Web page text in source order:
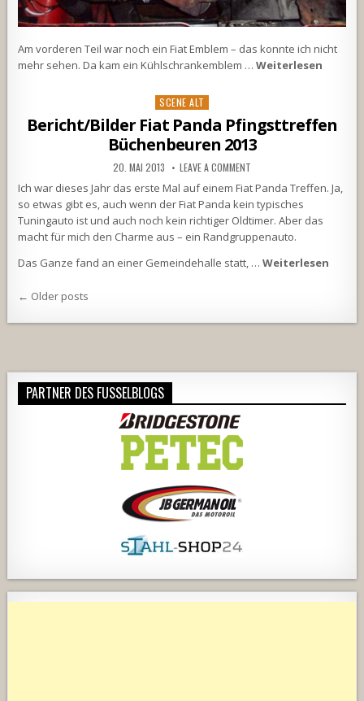
Am vorderen Teil war noch ein Fiat Emblem – das konnte ich nicht
mehr sehen. Da kam ein Kühlschrankemblem …Weiterlesen
Posted
in
SCENE ALT
Bericht/Bilder Fiat Panda Pfingsttreffen
Büchenbeuren 2013
20. MAI 2013 LEAVE A COMMENT
Ich war dieses Jahr das erste Mal auf einem Fiat Panda Treffen. Ja,
so etwas gibt es, auch wenn der Fiat Panda kein typisches
Tuningauto ist und auch noch kein richtiger Oldtimer. Aber das
macht für mich den Charme aus – ein Randgruppenauto.
Das Ganze fand an einer Gemeindehalle statt, …Weiterlesen
Beitragsnavigation
← Older posts
PARTNER DES FUSSELBLOGS